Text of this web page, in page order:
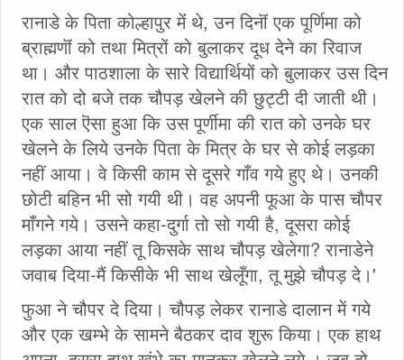
रानाडे के पिता कोल्हापुर मेंं थे, उन दिनॊं एक पूर्णिमा को
ब्राह्मणॊं को तथा मित्रों को बुलाकर दूध देने का रिवाज
था। और पाठशाला के सारे विद्यार्थियों को बुलाकर उस दिन
रात को दो बजे तक चौपड़ खेलने की छुट्टी दी जाती थी।
एक साल ऎसा हुआ कि उस पूर्णीमा की रात को उनके घर
खेलने के लिये उनके पिता के मित्र के घर से कोई लड़का
नहीं आया। वे किसी काम से दूसरे गाँव गये हुए थे। उनकी
छोटी बहिन भी सो गयी थी। वह अपनी फूआ के पास चौपर
माँगने गये। उसने कहा-दुर्गा तो सो गयी है, दूसरा कोई
लड़का आया नहीं तू किसके साथ चौपड़ खेलेगा? रानाडेने
जवाब दिया-मैं किसीके भी साथ खेलूँगा, तू मुझे चौपड़ दे।'
फुआ ने चौपर दे दिया। चौपड़ लेकर रानाडे दालान में गये
और एक खम्भे के सामने बैठकर दाव शुरू किया। एक हाथ